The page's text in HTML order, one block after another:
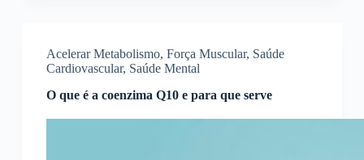
Acelerar Metabolismo, Força Muscular, Saúde
Cardiovascular, Saúde Mental
O que é a coenzima Q10 e para que serve